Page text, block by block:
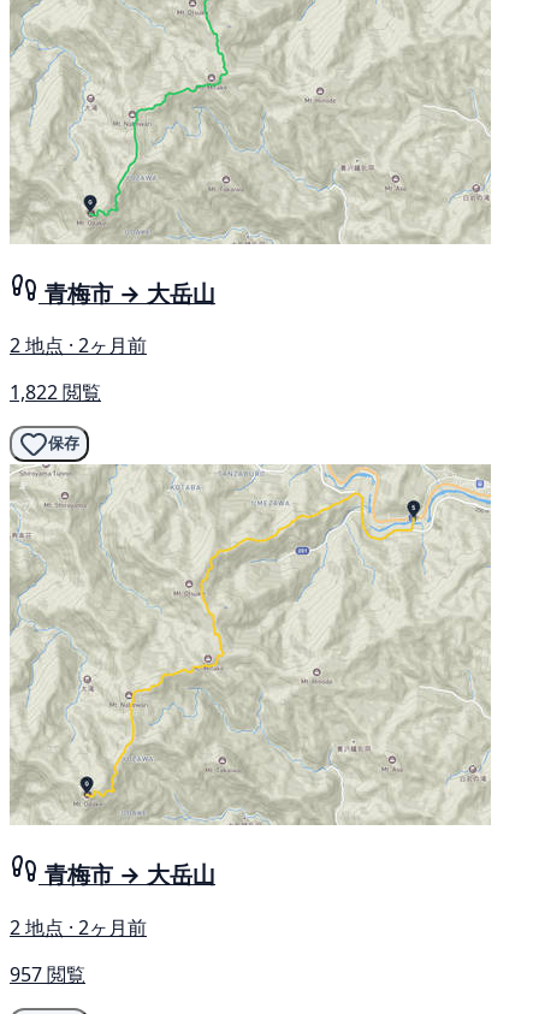
青梅市 → 大岳山
2 地点 · 2ヶ月前
1,822 閲覧
保存
青梅市 → 大岳山
2 地点 · 2ヶ月前
957 閲覧